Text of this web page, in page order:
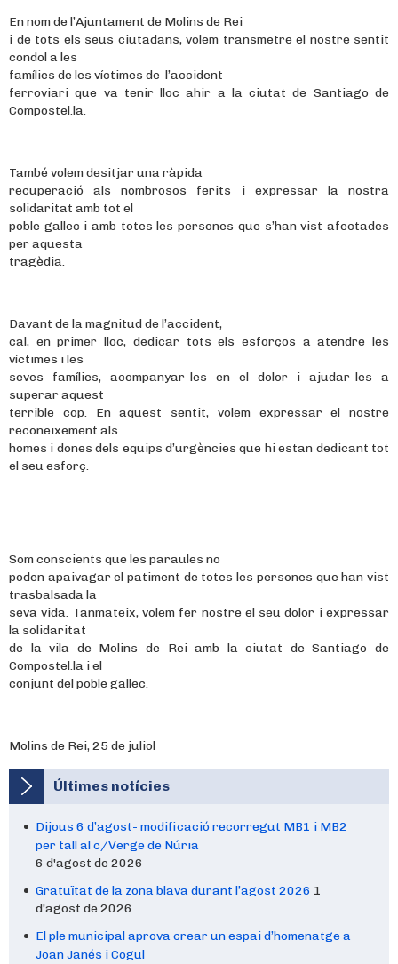
En nom de l’Ajuntament de Molins de Rei
i de tots els seus ciutadans, volem transmetre el nostre sentit
condol a les
famílies de les víctimes de l’accident
ferroviari que va tenir lloc ahir a la ciutat de Santiago de
Compostel.la.
També volem desitjar una ràpida
recuperació als nombrosos ferits i expressar la nostra
solidaritat amb tot el
poble gallec i amb totes les persones que s’han vist afectades
per aquesta
tragèdia.
Davant de la magnitud de l’accident,
cal, en primer lloc, dedicar tots els esforços a atendre les
víctimes i les
seves famílies, acompanyar-les en el dolor i ajudar-les a
superar aquest
terrible cop. En aquest sentit, volem expressar el nostre
reconeixement als
homes i dones dels equips d’urgències que hi estan dedicant tot
el seu esforç.
Som conscients que les paraules no
poden apaivagar el patiment de totes les persones que han vist
trasbalsada la
seva vida. Tanmateix, volem fer nostre el seu dolor i expressar
la solidaritat
de la vila de Molins de Rei amb la ciutat de Santiago de
Compostel.la i el
conjunt del poble gallec.
Molins de Rei, 25 de juliol
Últimes notícies
Dijous 6 d’agost- modificació recorregut MB1 i MB2
per tall al c/Verge de Núria
6 d'agost de 2026
Gratuïtat de la zona blava durant l’agost 2026 1
d'agost de 2026
El ple municipal aprova crear un espai d’homenatge a
Joan Janés i Cogul